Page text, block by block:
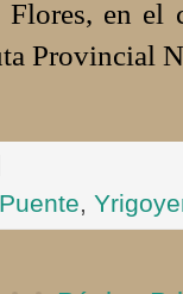
en el
Provincial
Puente,